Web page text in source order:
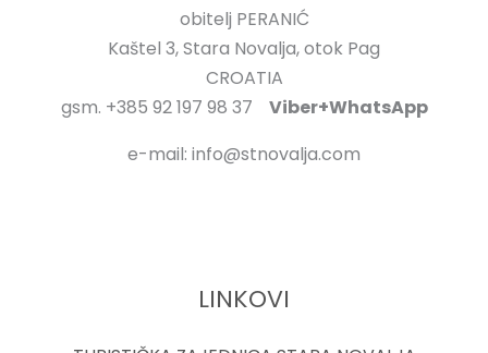
obitelj PERANIĆ
Kaštel 3, Stara Novalja, otok Pag
CROATIA
gsm. +385 92 197 98 37
Viber+WhatsApp
e-mail: info@stnovalja.com
LINKOVI